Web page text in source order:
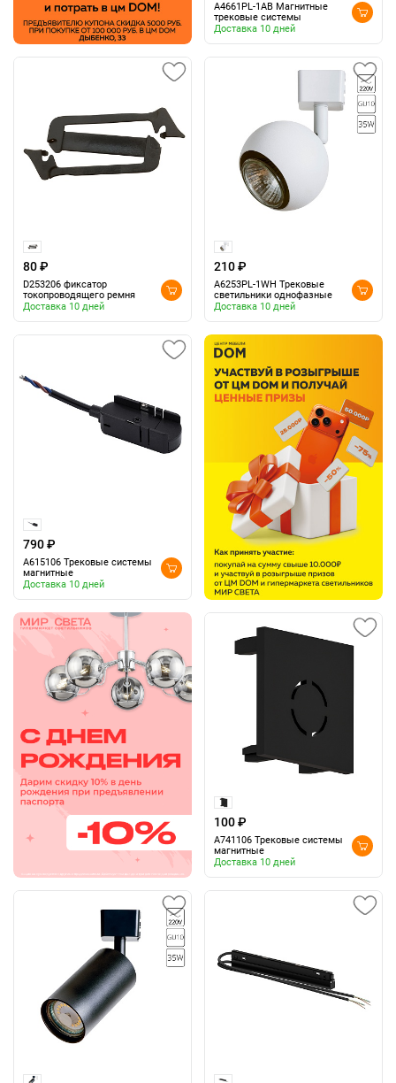
A4661PL-1AB Магнитные
трековые системы
Доставка 10 дней
80 ₽
D253206 фиксатор
токопроводящего ремня
Доставка 10 дней
210 ₽
A6253PL-1WH Трековые
светильники однофазные
Доставка 10 дней
790 ₽
A615106 Трековые системы
магнитные
Доставка 10 дней
100 ₽
A741106 Трековые системы
магнитные
Доставка 10 дней